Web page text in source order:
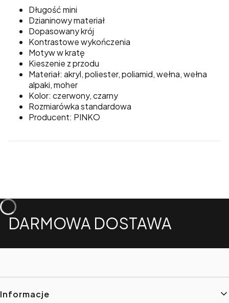
Długość mini
Dzianinowy materiał
Dopasowany krój
Kontrastowe wykończenia
Motyw w kratę
Kieszenie z przodu
Materiał: akryl, poliester, poliamid, wełna, wełna
alpaki, moher
Kolor: czerwony, czarny
Rozmiarówka standardowa
Producent: PINKO
DARMOWA DOSTAWA
Linki w stopce
Informacje